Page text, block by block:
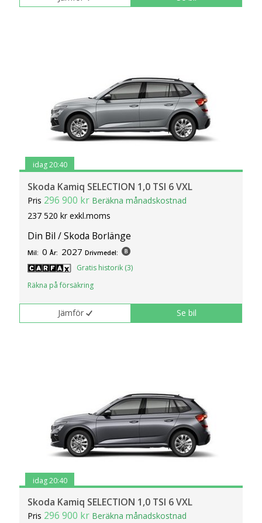
idag 20:40
Skoda Kamiq SELECTION 1,0 TSI 6 VXL
Pris 296 900 kr Beräkna månadskostnad
237 520 kr exkl.moms
Din Bil / Skoda Borlänge
Mil: 0 År: 2027 Drivmedel:
Gratis historik (3)
Räkna på försäkring
Jämför Se bil
idag 20:40
Skoda Kamiq SELECTION 1,0 TSI 6 VXL
Pris 296 900 kr Beräkna månadskostnad